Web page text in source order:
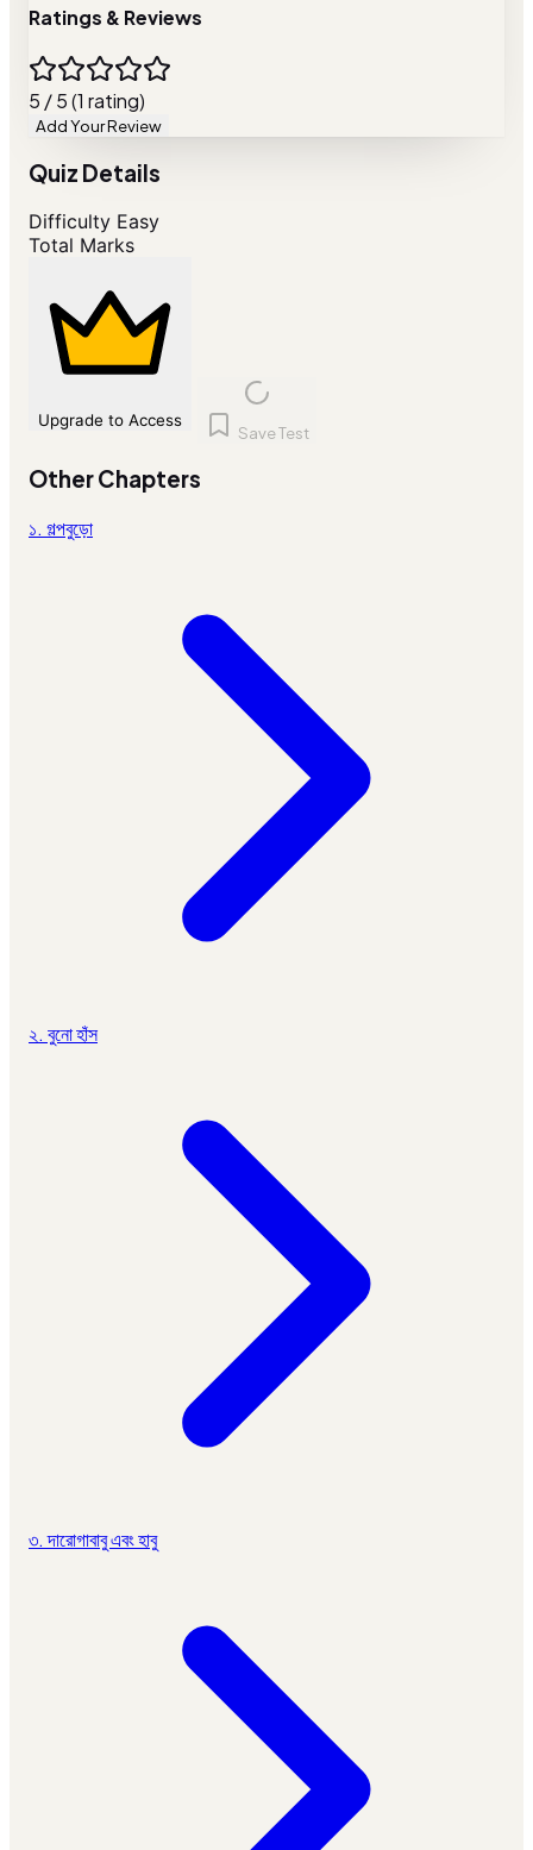
Ratings & Reviews
5 / 5 (1 rating)
Add Your Review
Quiz Details
Difficulty Easy
Total Marks
Upgrade to Access
Save Test
Other Chapters
১. গল্পবুড়ো
২. বুনো হাঁস
৩. দারোগাবাবু এবং হাবু